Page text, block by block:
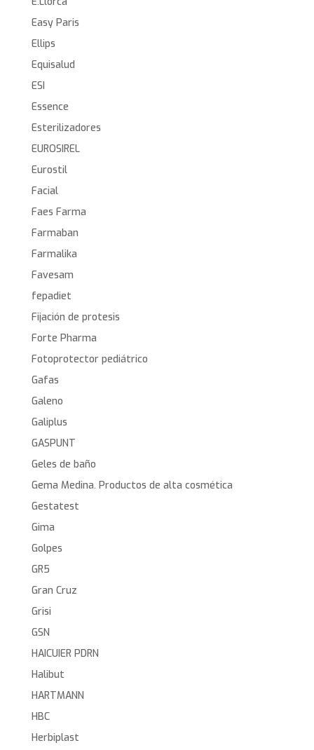
Easy Paris
Ellips
Equisalud
ESI
Essence
Esterilizadores
EUROSIREL
Eurostil
Facial
Faes Farma
Farmaban
Farmalika
Favesam
fepadiet
Fijación de protesis
Forte Pharma
Fotoprotector pediátrico
Gafas
Galeno
Galiplus
GASPUNT
Geles de baño
Gema Medina. Productos de alta cosmética
Gestatest
Gima
Golpes
GR5
Gran Cruz
Grisi
GSN
HAICUIER PDRN
Halibut
HARTMANN
HBC
Herbiplast